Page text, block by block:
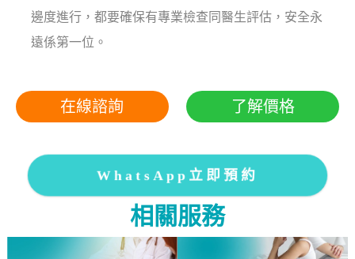
邊度進行，都要確保有專業檢查同醫生評估，安全永
遠係第一位。
在線諮詢 了解價格
WhatsApp立即預約
相關服務